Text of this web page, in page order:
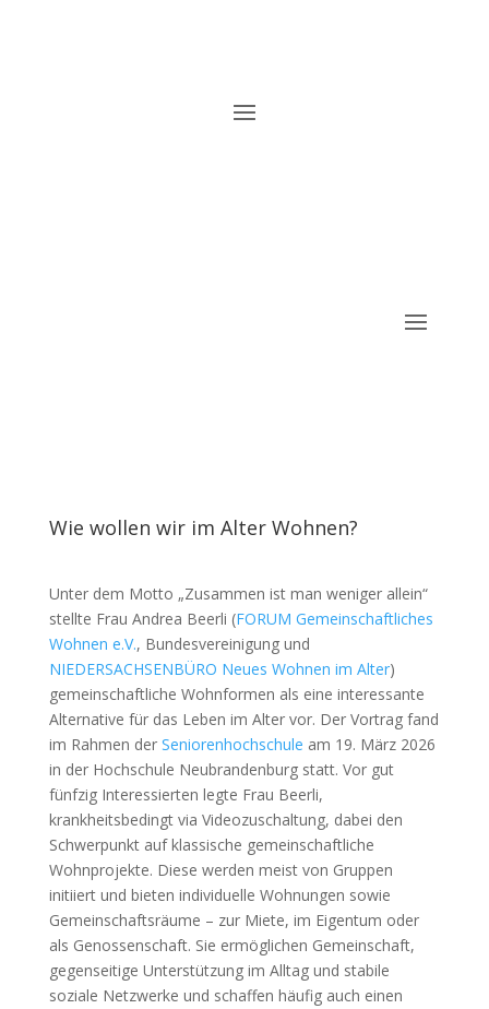
Wie wollen wir im Alter Wohnen?
Unter dem Motto „Zusammen ist man weniger allein“
stellte Frau Andrea Beerli (FORUM Gemeinschaftliches
Wohnen e.V., Bundesvereinigung und
NIEDERSACHSENBÜRO Neues Wohnen im Alter)
gemeinschaftliche Wohnformen als eine interessante
Alternative für das Leben im Alter vor. Der Vortrag fand
im Rahmen der Seniorenhochschule am 19. März 2026
in der Hochschule Neubrandenburg statt. Vor gut
fünfzig Interessierten legte Frau Beerli,
krankheitsbedingt via Videozuschaltung, dabei den
Schwerpunkt auf klassische gemeinschaftliche
Wohnprojekte. Diese werden meist von Gruppen
initiiert und bieten individuelle Wohnungen sowie
Gemeinschaftsräume – zur Miete, im Eigentum oder
als Genossenschaft. Sie ermöglichen Gemeinschaft,
gegenseitige Unterstützung im Alltag und stabile
soziale Netzwerke und schaffen häufig auch einen